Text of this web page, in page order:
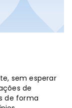
sem esperar
de
de forma